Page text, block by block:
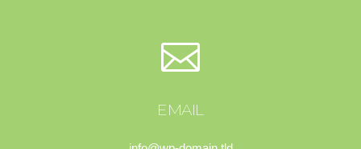
EMAIL